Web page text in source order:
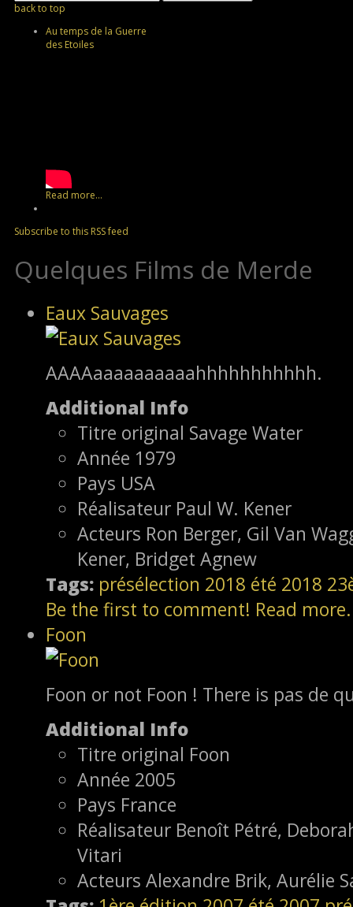
back to top
Au temps de la Guerre
des Etoiles
Read more...
Subscribe to this RSS feed
Quelques Films de Merde
Eaux Sauvages
AAAAaaaaaaaaaahhhhhhhhhhh.
Additional Info
Titre original Savage Water
Année 1979
Pays USA
Réalisateur Paul W. Kener
Acteurs Ron Berger, Gil Van
Kener, Bridget Agnew
Tags: présélection 2018 été 2018
Be the first to comment! Read
Foon
Foon or not Foon ! There is pas de
Additional Info
Titre original Foon
Année 2005
Pays France
Réalisateur Benoît Pétré,
Vitari
Acteurs Alexandre Brik, Aurélie